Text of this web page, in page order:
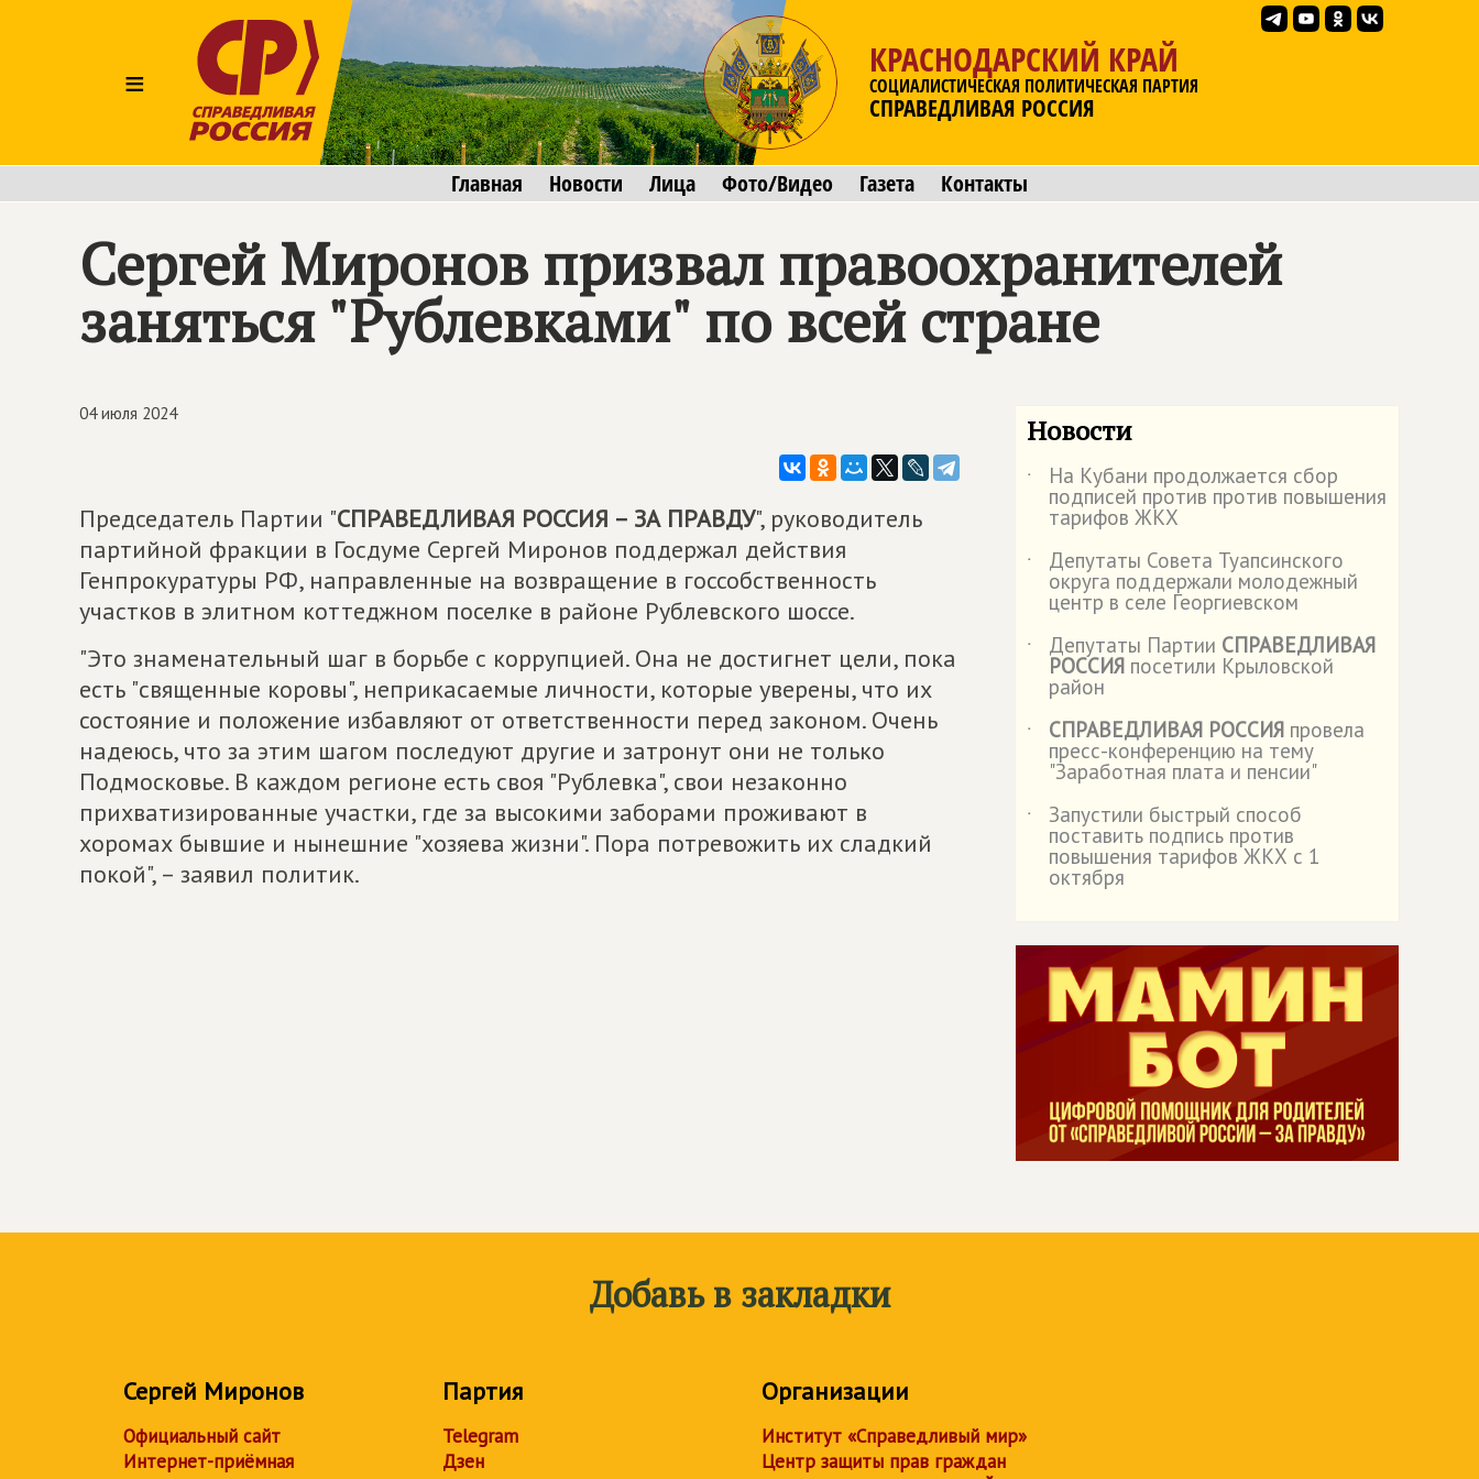
≡
КРАСНОДАРСКИЙ КРАЙ
СОЦИАЛИСТИЧЕСКАЯ ПОЛИТИЧЕСКАЯ ПАРТИЯ
СПРАВЕДЛИВАЯ РОССИЯ
Главная Новости Лица Фото/Видео Газета Контакты
Сергей Миронов призвал правоохранителей
заняться "Рублевками" по всей стране
04 июля 2024
Председатель Партии "СПРАВЕДЛИВАЯ РОССИЯ – ЗА ПРАВДУ", руководитель
партийной фракции в Госдуме Сергей Миронов поддержал действия
Генпрокуратуры РФ, направленные на возвращение в госсобственность
участков в элитном коттеджном поселке в районе Рублевского шоссе.
"Это знаменательный шаг в борьбе с коррупцией. Она не достигнет цели, пока
есть "священные коровы", неприкасаемые личности, которые уверены, что их
состояние и положение избавляют от ответственности перед законом. Очень
надеюсь, что за этим шагом последуют другие и затронут они не только
Подмосковье. В каждом регионе есть своя "Рублевка", свои незаконно
прихватизированные участки, где за высокими заборами проживают в
хоромах бывшие и нынешние "хозяева жизни". Пора потревожить их сладкий
покой", – заявил политик.
Новости
˙ На Кубани продолжается сбор
подписей против против повышения
тарифов ЖКХ
˙
Депутаты Совета Туапсинского
округа поддержали молодежный
центр в селе Георгиевском
˙
Депутаты Партии СПРАВЕДЛИВАЯ
РОССИЯ посетили Крыловской
район
˙
СПРАВЕДЛИВАЯ РОССИЯ провела
пресс-конференцию на тему
"Заработная плата и пенсии"
˙
Запустили быстрый способ
поставить подпись против
повышения тарифов ЖКХ с 1
октября
Добавь в закладки
Сергей Миронов
Официальный сайт
Интернет-приёмная
Партия
Telegram
Дзен
Организации
Институт «Справедливый мир»
Центр защиты прав граждан